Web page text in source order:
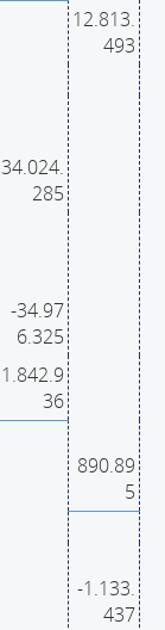
12.813.
493
34.024.
285
-34.97
6.325
1.842.9
36
890.89
5
-1.133.
437